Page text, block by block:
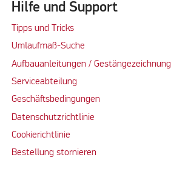
Hilfe und Support
Tipps und Tricks
Umlaufmaß-Suche
Aufbauanleitungen / Gestängezeichnung
Serviceabteilung
Geschäftsbedingungen
Datenschutzrichtlinie
Cookierichtlinie
Bestellung stornieren